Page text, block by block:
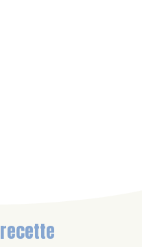
recette